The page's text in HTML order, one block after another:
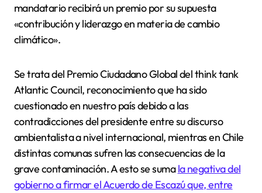
mandatario recibirá un premio por su supuesta
«contribución y liderazgo en materia de cambio
climático».
Se trata del Premio Ciudadano Global del think tank
Atlantic Council, reconocimiento que ha sido
cuestionado en nuestro país debido a las
contradicciones del presidente entre su discurso
ambientalista a nivel internacional, mientras en Chile
distintas comunas sufren las consecuencias de la
grave contaminación. A esto se sumala negativa del
gobierno a firmar el Acuerdo de Escazú que, entre